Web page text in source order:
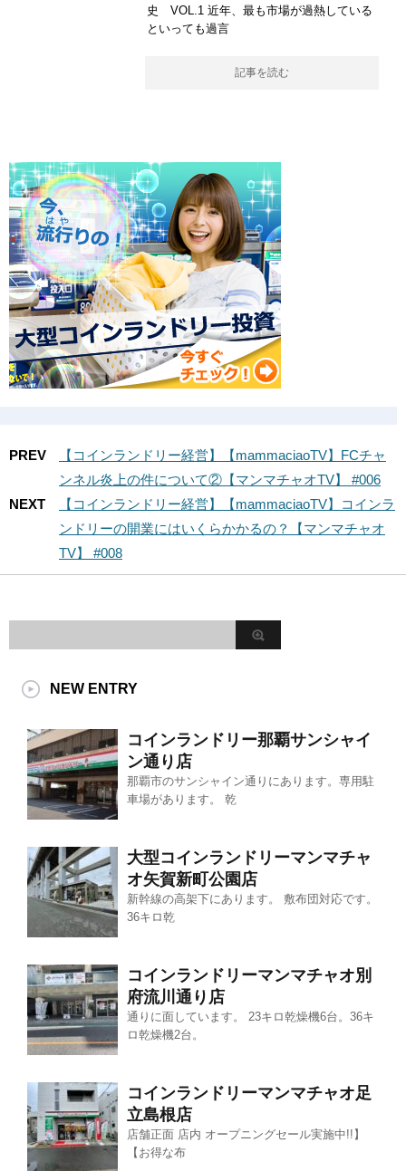
史 VOL.1 近年、最も市場が過熱している
といっても過言
記事を読む
PREV
【コインランドリー経営】【mammaciaoTV】FCチャ
ンネル炎上の件について②【マンマチャオTV】 #006
NEXT
【コインランドリー経営】【mammaciaoTV】コインラ
ンドリーの開業にはいくらかかるの？【マンマチャオ
TV】 #008
NEW ENTRY
コインランドリー那覇サンシャイ
ン通り店
那覇市のサンシャイン通りにあります。専用駐
車場があります。 乾
大型コインランドリーマンマチャ
オ矢賀新町公園店
新幹線の高架下にあります。 敷布団対応です。
36キロ乾
コインランドリーマンマチャオ別
府流川通り店
通りに面しています。 23キロ乾燥機6台。36キ
ロ乾燥機2台。
コインランドリーマンマチャオ足
立島根店
店舗正面 店内 オープニングセール実施中!!】
【お得な布